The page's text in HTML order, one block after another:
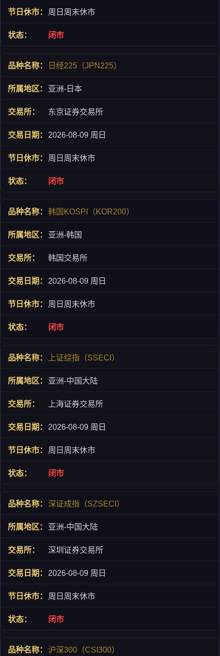
周日周末休市
闭市
日经225（JPN225）
亚洲-日本
东京证券交易所
2026-08-09 周日
周日周末休市
闭市
韩国KOSPI（KOR200）
亚洲-韩国
韩国交易所
2026-08-09 周日
周日周末休市
闭市
上证综指（SSECI）
亚洲-中国大陆
上海证券交易所
2026-08-09 周日
周日周末休市
闭市
深证成指（SZSECI）
亚洲-中国大陆
深圳证券交易所
2026-08-09 周日
周日周末休市
闭市
沪深300（CSI300）